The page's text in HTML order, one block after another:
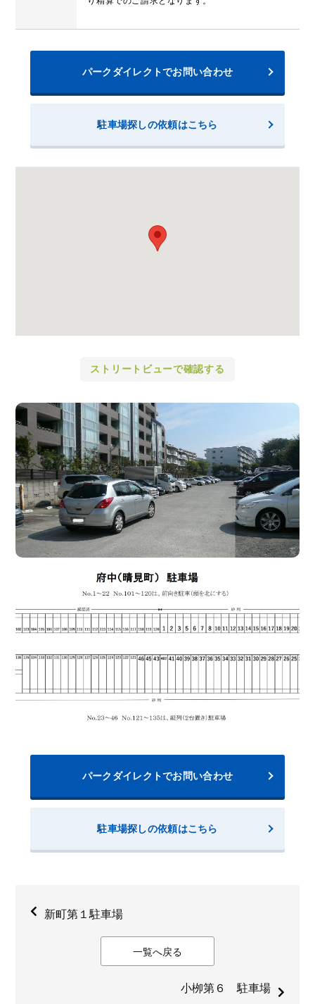
パークダイレクトでお問い合わせ
駐車場探しの依頼はこちら
ストリートビューで確認する
パークダイレクトでお問い合わせ
駐車場探しの依頼はこちら
新町第１駐車場
一覧へ戻る
小栁第６ 駐車場